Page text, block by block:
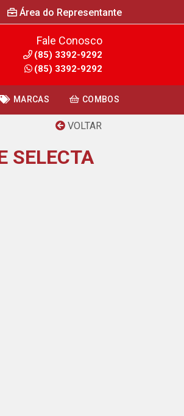
Área do Representante
Fale Conosco
(85) 3392-9292
(85) 3392-9292
MARCAS COMBOS
VOLTAR
SELECTA